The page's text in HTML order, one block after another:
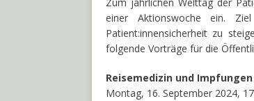
einer Aktionswoche ein.
Patient:innensicherheit zu
folgende Vorträge für die
Reisemedizin und
Montag, 16. September 2024,